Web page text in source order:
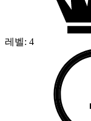
레벨: 4